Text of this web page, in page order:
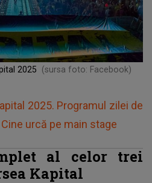
2025 (sursa foto: Facebook)
2025. Programul zilei de
urcă pe main stage
al celor trei
Kapital